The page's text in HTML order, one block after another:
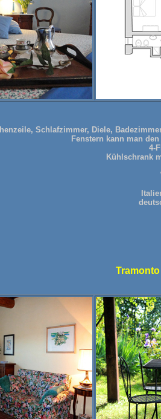
Schlafzimmer, Diele,
Fenstern kann man
4-
Kühlschrank